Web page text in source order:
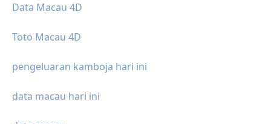
Data Macau 4D
Toto Macau 4D
pengeluaran kamboja hari ini
data macau hari ini